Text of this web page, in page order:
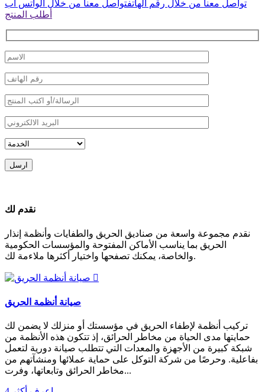
تواصل معنا من خلال رقم الهاتفتواصل معنا من خلال الواتس اب
أطلب المنتج
ارسل
نقدم لك
نقدم مجموعة واسعة من صناديق الحريق والطفايات وأنظمة إنذار
الحريق بما يناسب الأماكن المفتوحة والمؤسسات الحكومية
والخاصة، يمكنك تصفحها واختيار أكثرها ملاءمة لك.

صيانة أنظمة الحريق
تركيب أنظمة لإطفاء الحريق في مؤسستك أو منزلك لا يضمن لك
حمايتها مدى الحياة من مخاطر الحرائق، إذ تتكون هذه الأنظمة من
شبكة كبيرة من الأجهزة والمعدات التي تتطلب صيانة دورية لتعمل
بفاعلية. وحرصًا من شركة التوكل على حماية عملائها ومنشآتهم من
مخاطر الحرائق وتابعاتها، وفرت...